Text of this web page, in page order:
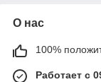
О нас
100%
Работает с